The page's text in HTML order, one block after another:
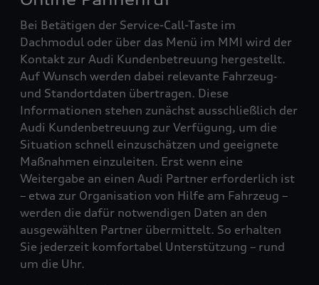
Bei Betätigen der Service-Call-Taste im
Dachmodul oder über das Menü im MMI wird der
Kontakt zur Audi Kundenbetreuung hergestellt.
Auf Wunsch werden dabei relevante Fahrzeug‑
und Standortdaten übertragen. Diese
Informationen stehen zunächst ausschließlich der
Audi Kundenbetreuung zur Verfügung, um die
Situation schnell einzuschätzen und geeignete
Maßnahmen einzuleiten. Erst wenn eine
Weitergabe an einen Audi Partner erforderlich ist
– etwa zur Organisation von Hilfe am Fahrzeug –
werden die dafür notwendigen Daten an den
ausgewählten Partner übermittelt. So erhalten
Sie jederzeit komfortabel Unterstützung – rund
um die Uhr.